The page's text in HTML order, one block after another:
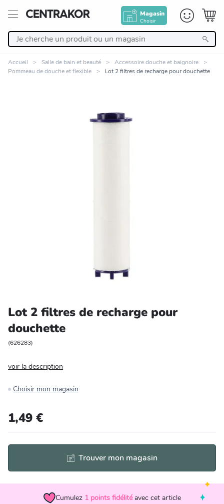
Magasin
Choisir
Bricolage et auto
Jardin et plein air
Accueil Salle de bain et beauté
Accessoire douche et baignoire
Pommeau de douche et flexible
Lot 2 filtres de recharge pour douchette
Lot 2 filtres de recharge pour
douchette
(626283)
voir la description
Choisir mon magasin
1,49 €
Trouver mon magasin
Cumulez 1 points fidélité avec cet article